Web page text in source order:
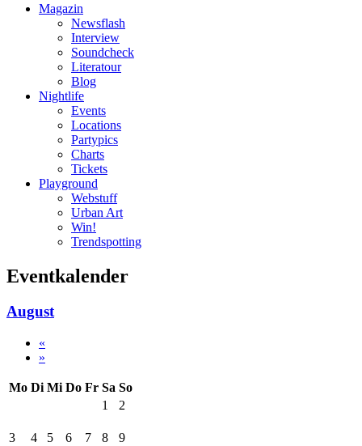
Magazin
Newsflash
Interview
Soundcheck
Literatour
Blog
Nightlife
Events
Locations
Partypics
Charts
Tickets
Playground
Webstuff
Urban Art
Win!
Trendspotting
Eventkalender
August
«
»
Mo Di Mi Do Fr Sa So
1
2
3 4 5 6 7 8 9